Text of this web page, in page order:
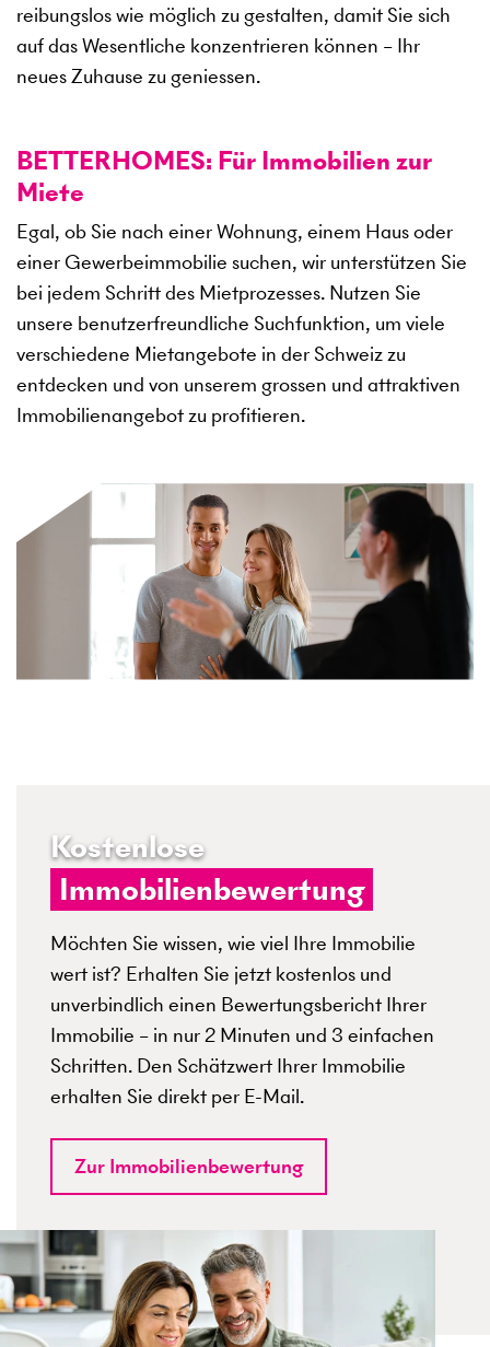
reibungslos wie möglich zu gestalten, damit Sie sich
auf das Wesentliche konzentrieren können – Ihr
neues Zuhause zu geniessen.
BETTERHOMES: Für Immobilien zur
Miete
Egal, ob Sie nach einer Wohnung, einem Haus oder
einer Gewerbeimmobilie suchen, wir unterstützen Sie
bei jedem Schritt des Mietprozesses. Nutzen Sie
unsere benutzerfreundliche Suchfunktion, um viele
verschiedene Mietangebote in der Schweiz zu
entdecken und von unserem grossen und attraktiven
Immobilienangebot zu profitieren.
Kostenlose
Immobilienbewertung
Möchten Sie wissen, wie viel Ihre Immobilie
wert ist? Erhalten Sie jetzt kostenlos und
unverbindlich einen Bewertungsbericht Ihrer
Immobilie – in nur 2 Minuten und 3 einfachen
Schritten. Den Schätzwert Ihrer Immobilie
erhalten Sie direkt per E-Mail.
Zur Immobilienbewertung